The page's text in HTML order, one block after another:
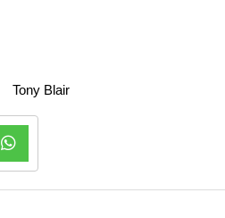
Tony Blair